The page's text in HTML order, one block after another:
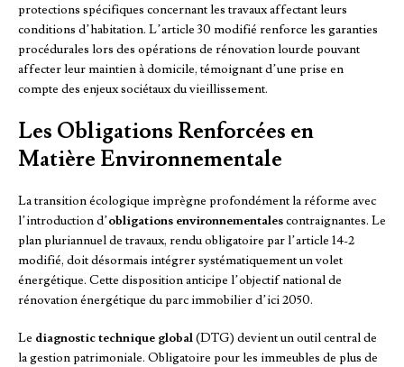
protections spécifiques concernant les travaux affectant leurs
conditions d’habitation. L’article 30 modifié renforce les garanties
procédurales lors des opérations de rénovation lourde pouvant
affecter leur maintien à domicile, témoignant d’une prise en
compte des enjeux sociétaux du vieillissement.
Les Obligations Renforcées en
Matière Environnementale
La transition écologique imprègne profondément la réforme avec
l’introduction d’obligations environnementalescontraignantes. Le
plan pluriannuel de travaux, rendu obligatoire par l’article 14-2
modifié, doit désormais intégrer systématiquement un volet
énergétique. Cette disposition anticipe l’objectif national de
rénovation énergétique du parc immobilier d’ici 2050.
Le diagnostic technique global(DTG) devient un outil central de
la gestion patrimoniale. Obligatoire pour les immeubles de plus de